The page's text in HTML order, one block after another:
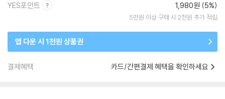
YES포인트 1,980원 (5%)
5만원 이상 구매 시 2천원 추가 적립
앱 다운 시 1천원 상품권
결제혜택 카드/간편결제 혜택을 확인하세요